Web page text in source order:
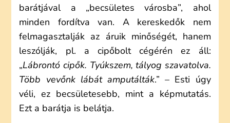
barátjával a „becsületes városba”, ahol
minden fordítva van. A kereskedők nem
felmagasztalják az áruik minőségét, hanem
leszólják, pl. a cipőbolt cégérén ez áll:
„Lábrontó cipők. Tyúkszem, tályog szavatolva.
Több vevőnk lábát amputálták.” – Esti úgy
véli, ez becsületesebb, mint a képmutatás.
Ezt a barátja is belátja.